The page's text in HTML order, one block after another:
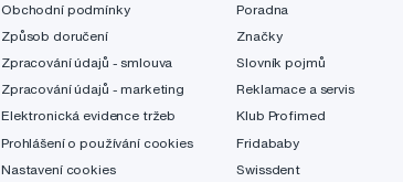
Obchodní podmínky
Způsob doručení
Zpracování údajů - smlouva
Zpracování údajů - marketing
Elektronická evidence tržeb
Prohlášení o používání cookies
Nastavení cookies
Poradna
Značky
Slovník pojmů
Reklamace a servis
Klub Profimed
Fridababy
Swissdent